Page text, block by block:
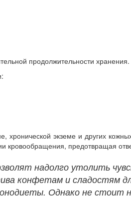
продолжительности хранения.
хронической экземе и других
кровообращения, предотвращая
надолго утолить
конфетам и сладостям
Однако не стоит